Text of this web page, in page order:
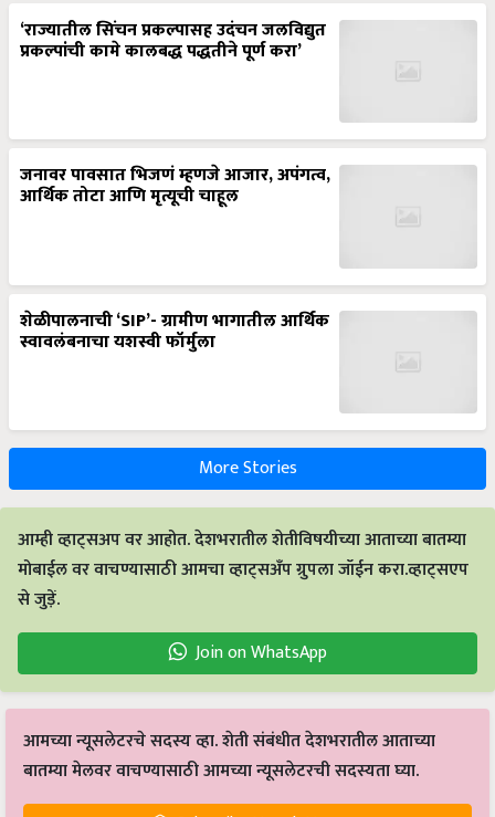
‘राज्यातील सिंचन प्रकल्पासह उदंचन जलविद्युत
प्रकल्पांची कामे कालबद्ध पद्धतीने पूर्ण करा’
जनावर पावसात भिजणं म्हणजे आजार, अपंगत्व,
आर्थिक तोटा आणि मृत्यूची चाहूल
शेळीपालनाची ‘SIP’- ग्रामीण भागातील आर्थिक
स्वावलंबनाचा यशस्वी फॉर्मुला
More Stories
आम्ही व्हाट्सअप वर आहोत. देशभरातील शेतीविषयीच्या आताच्या बातम्या
मोबाईल वर वाचण्यासाठी आमचा व्हाट्सअँप ग्रुपला जॉईन करा.व्हाट्सएप
से जुड़ें.
Join on WhatsApp
आमच्या न्यूसलेटरचे सदस्य व्हा. शेती संबंधीत देशभरातील आताच्या
बातम्या मेलवर वाचण्यासाठी आमच्या न्यूसलेटरची सदस्यता घ्या.